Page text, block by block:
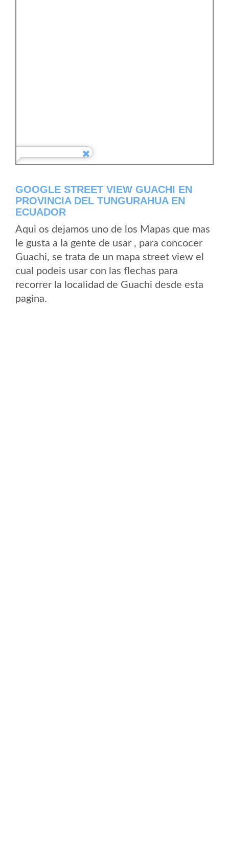
GOOGLE STREET VIEW GUACHI EN
PROVINCIA DEL TUNGURAHUA EN
ECUADOR
Aqui os dejamos uno de los Mapas que mas
le gusta a la gente de usar , para concocer
Guachi, se trata de un mapa street view el
cual podeis usar con las flechas para
recorrer la localidad de Guachi desde esta
pagina.